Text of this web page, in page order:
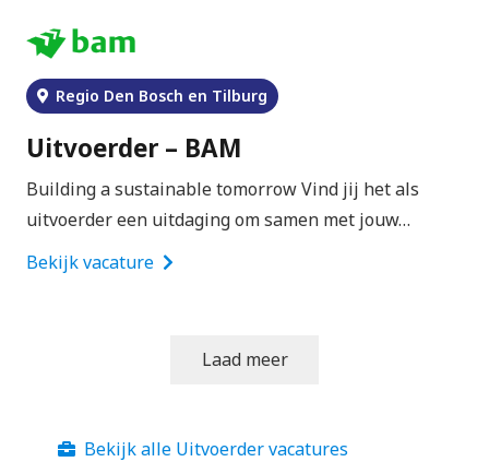
Regio Den Bosch en Tilburg
Uitvoerder – BAM
Building a sustainable tomorrow Vind jij het als
uitvoerder een uitdaging om samen met jouw…
Bekijk vacature
Laad meer
Bekijk alle Uitvoerder vacatures